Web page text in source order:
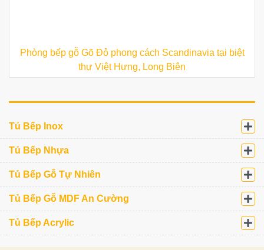
Phòng bếp gỗ Gõ Đỏ phong cách Scandinavia tại biệt
thự Việt Hưng, Long Biên
Tủ Bếp Inox
Tủ Bếp Nhựa
Tủ Bếp Gỗ Tự Nhiên
Tủ Bếp Gỗ MDF An Cường
Tủ Bếp Acrylic